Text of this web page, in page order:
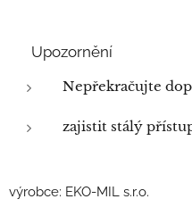
⚠️ Upozornění
Nepřekračujte
zajistit stálý
výrobce: EKO-MIL s.r.o.